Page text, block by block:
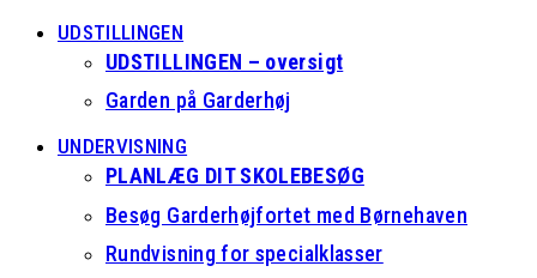
UDSTILLINGEN
UDSTILLINGEN – oversigt
Garden på Garderhøj
UNDERVISNING
PLANLÆG DIT SKOLEBESØG
Besøg Garderhøjfortet med Børnehaven
Rundvisning for specialklasser